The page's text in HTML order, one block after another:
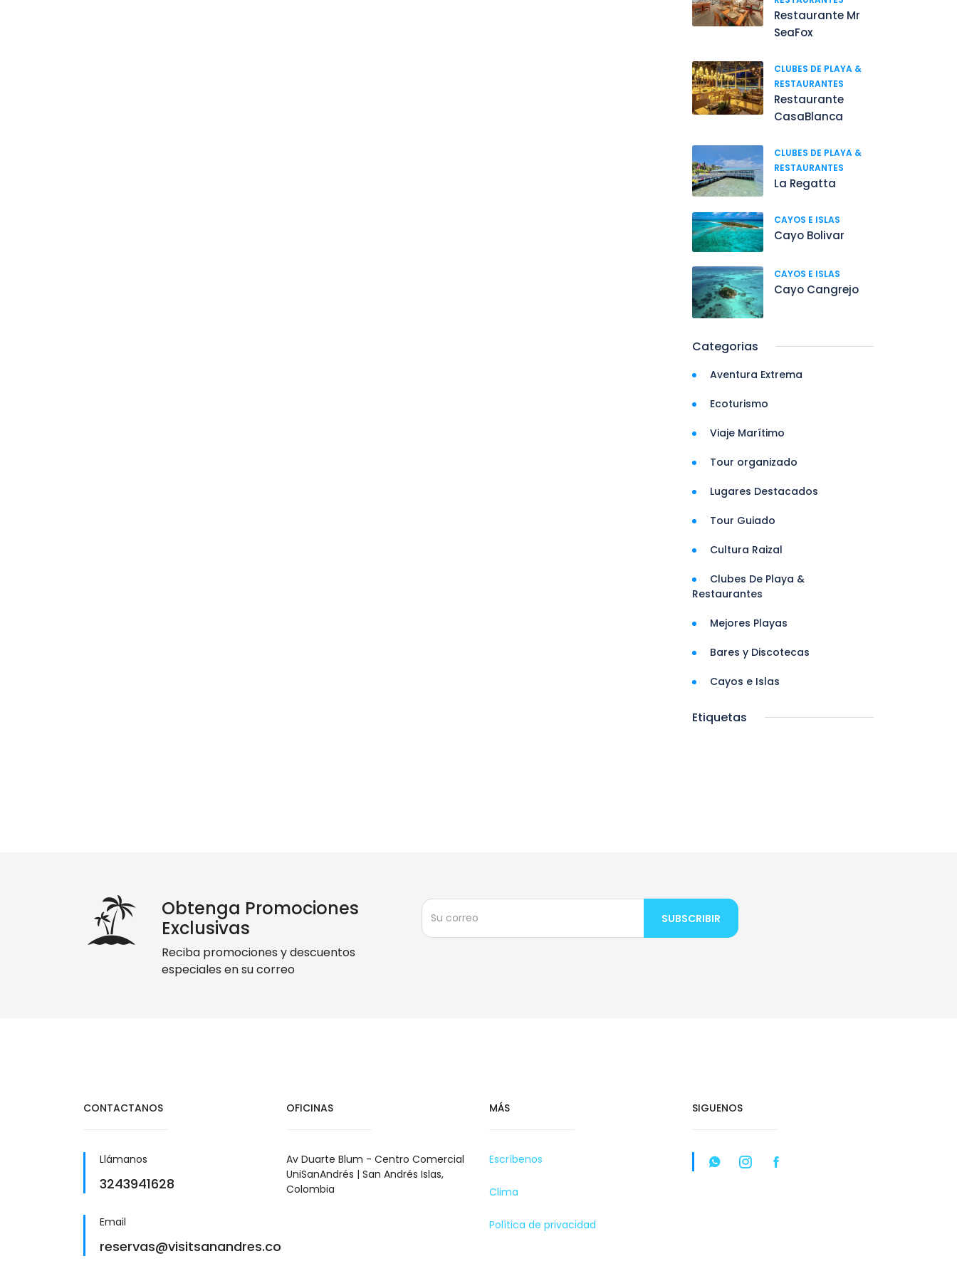
Restaurante Mr
SeaFox
CLUBES DE PLAYA &
RESTAURANTES
Restaurante
CasaBlanca
CLUBES DE PLAYA &
RESTAURANTES
La Regatta
CAYOS E ISLAS
Cayo Bolivar
CAYOS E ISLAS
Cayo Cangrejo
Categorias
Aventura Extrema
Ecoturismo
Viaje Marítimo
Tour organizado
Lugares Destacados
Tour Guiado
Cultura Raizal
Clubes De Playa &
Restaurantes
Mejores Playas
Bares y Discotecas
Cayos e Islas
Etiquetas
Obtenga Promociones
Exclusivas
Reciba promociones y descuentos
especiales en su correo
SUBSCRIBIR
CONTACTANOS
Llámanos
3243941628
Email
reservas@visitsanandres.co
OFICINAS
Av Duarte Blum - Centro Comercial
UniSanAndrés | San Andrés Islas,
Colombia
MÁS
Escríbenos
Clima
Política de privacidad
SIGUENOS